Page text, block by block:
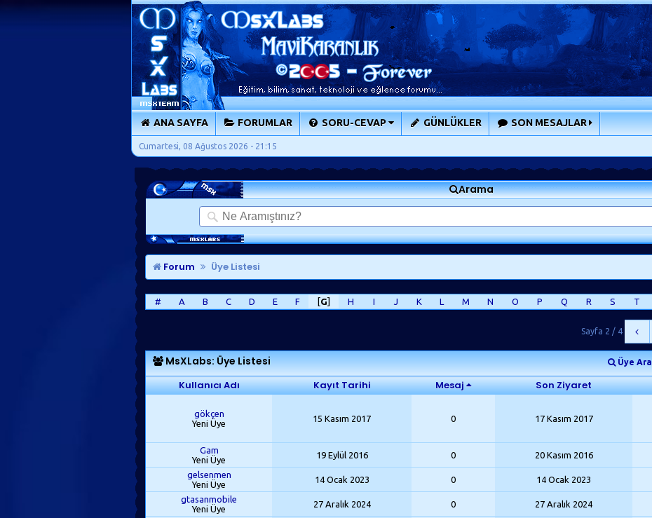
ANA SAYFA FORUMLAR SORU-CEVAP GÜNLÜKLER SON MESAJLAR
Cumartesi, 08 Ağustos 2026 - 21:15
Arama
Forum Üye Listesi
# A B C D E F [G] H I J K L M N O P Q R S T
Sayfa 2 / 4
Üye Ara
MsXLabs: Üye Listesi
Kullanıcı Adı Kayıt Tarihi Mesaj Son Ziyaret
gökçen
Yeni Üye
15 Kasım 2017 0 17 Kasım 2017
Gam
Yeni Üye
19 Eylül 2016 0
20 Kasım 2016
gelsenmen
Yeni Üye
14 Ocak 2023 0
14 Ocak 2023
gtasanmobile
Yeni Üye
27 Aralık 2024 0
27 Aralık 2024